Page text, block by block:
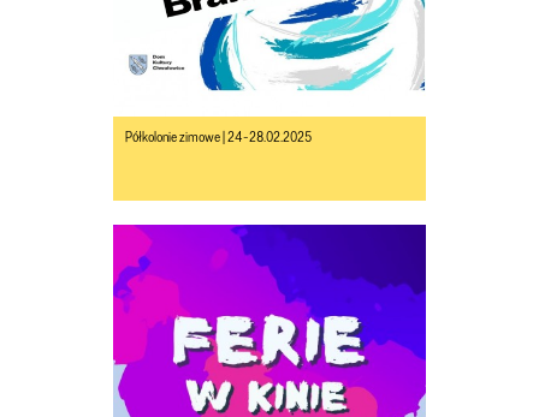
Półkolonie zimowe | 24-28.02.2025